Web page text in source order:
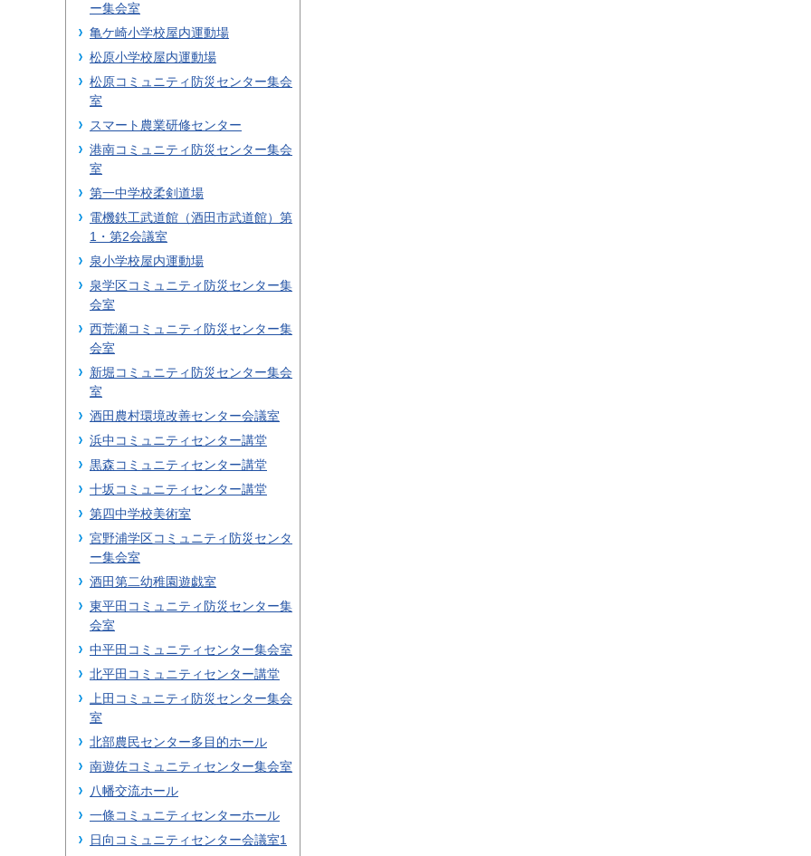
ー集会室
亀ケ崎小学校屋内運動場
松原小学校屋内運動場
松原コミュニティ防災センター集会
室
スマート農業研修センター
港南コミュニティ防災センター集会
室
第一中学校柔剣道場
電機鉄工武道館（酒田市武道館）第
1・第2会議室
泉小学校屋内運動場
泉学区コミュニティ防災センター集
会室
西荒瀬コミュニティ防災センター集
会室
新堀コミュニティ防災センター集会
室
酒田農村環境改善センター会議室
浜中コミュニティセンター講堂
黒森コミュニティセンター講堂
十坂コミュニティセンター講堂
第四中学校美術室
宮野浦学区コミュニティ防災センタ
ー集会室
酒田第二幼稚園遊戯室
東平田コミュニティ防災センター集
会室
中平田コミュニティセンター集会室
北平田コミュニティセンター講堂
上田コミュニティ防災センター集会
室
北部農民センター多目的ホール
南遊佐コミュニティセンター集会室
八幡交流ホール
一條コミュニティセンターホール
日向コミュニティセンター会議室1